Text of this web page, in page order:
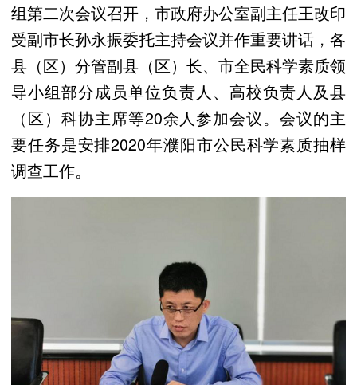
组第二次会议召开，市政府办公室副主任王改印
受副市长孙永振委托主持会议并作重要讲话，各
县（区）分管副县（区）长、市全民科学素质领
导小组部分成员单位负责人、高校负责人及县
（区）科协主席等20余人参加会议。会议的主
要任务是安排2020年濮阳市公民科学素质抽样
调查工作。